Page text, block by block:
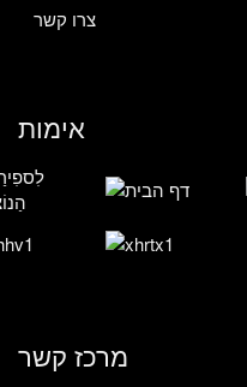
צרו קשר
אימות
מרכז קשר